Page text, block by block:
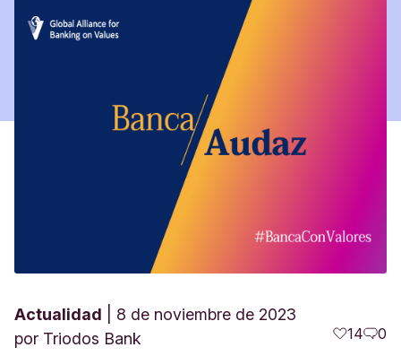
y el entorno.
Actualidad
8 de noviembre de 2023
por Triodos Bank 14 0